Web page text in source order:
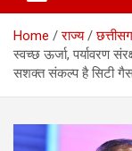
Home राज्य
स्वच्छ ऊर्जा, पर्यावरण
सशक्त संकल्प है सिटी गैस